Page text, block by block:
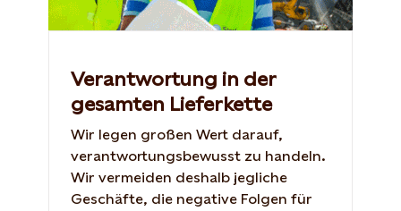
Verantwortung in der
gesamten Lieferkette
Wir legen großen Wert darauf,
verantwortungsbewusst zu handeln.
Wir vermeiden deshalb jegliche
Geschäfte, die negative Folgen für